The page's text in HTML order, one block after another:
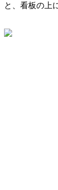
と、看板の上